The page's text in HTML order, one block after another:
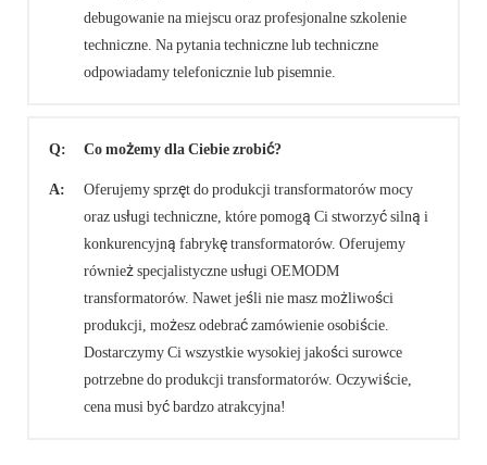
debugowanie na miejscu oraz profesjonalne szkolenie
techniczne. Na pytania techniczne lub techniczne
odpowiadamy telefonicznie lub pisemnie.
Q: Co możemy dla Ciebie zrobić?
A:
Oferujemy sprzęt do produkcji transformatorów mocy
oraz usługi techniczne, które pomogą Ci stworzyć silną i
konkurencyjną fabrykę transformatorów. Oferujemy
również specjalistyczne usługi OEMODM
transformatorów. Nawet jeśli nie masz możliwości
produkcji, możesz odebrać zamówienie osobiście.
Dostarczymy Ci wszystkie wysokiej jakości surowce
potrzebne do produkcji transformatorów. Oczywiście,
cena musi być bardzo atrakcyjna!